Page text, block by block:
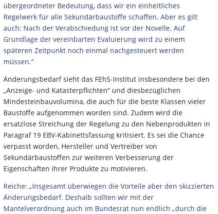
übergeordneter Bedeutung, dass wir ein einheitliches
Regelwerk für alle Sekundärbaustoffe schaffen. Aber es gilt
auch: Nach der Verabschiedung ist vor der Novelle. Auf
Grundlage der vereinbarten Evaluierung wird zu einem
späteren Zeitpunkt noch einmal nachgesteuert werden
müssen.“
Änderungsbedarf sieht das FEhS-Institut insbesondere bei den
„Anzeige- und Katasterpflichten“ und diesbezüglichen
Mindesteinbauvolumina, die auch für die beste Klassen vieler
Baustoffe aufgenommen worden sind. Zudem wird die
ersatzlose Streichung der Regelung zu den Nebenprodukten in
Paragraf 19 EBV-Kabinettsfassung kritisiert. Es sei die Chance
verpasst worden, Hersteller und Vertreiber von
Sekundärbaustoffen zur weiteren Verbesserung der
Eigenschaften ihrer Produkte zu motivieren.
Reiche: „Insgesamt überwiegen die Vorteile aber den skizzierten
Änderungsbedarf. Deshalb sollten wir mit der
Mantelverordnung auch im Bundesrat nun endlich „durch die